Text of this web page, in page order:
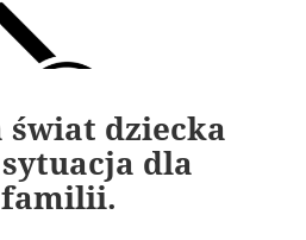
świat dziecka
dla